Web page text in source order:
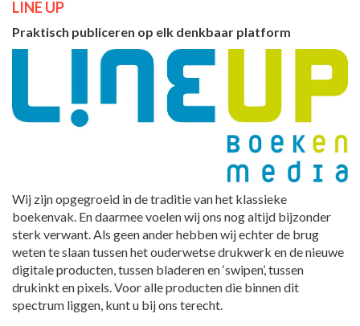
LINE UP
Praktisch publiceren op elk denkbaar platform
Wij zijn opgegroeid in de traditie van het klassieke
boekenvak. En daarmee voelen wij ons nog altijd bijzonder
sterk verwant. Als geen ander hebben wij echter de brug
weten te slaan tussen het ouderwetse drukwerk en de nieuwe
digitale producten, tussen bladeren en ‘swipen’, tussen
drukinkt en pixels. Voor alle producten die binnen dit
spectrum liggen, kunt u bij ons terecht.